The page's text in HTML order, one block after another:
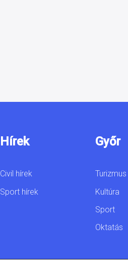
Hírek
Civil hírek
Sport hírek
Győr
Turizmus
Kultúra
Sport
Oktatás